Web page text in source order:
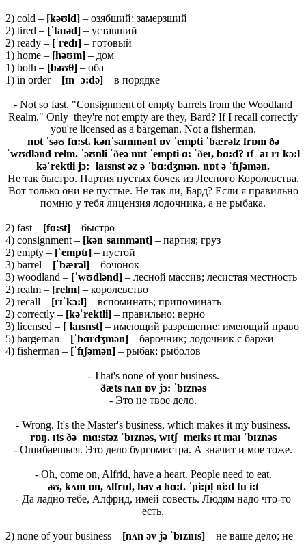
2) cold – [kəʊld] – озябший; замерзший
2) tired – [ˈtaɪəd] – уставший
2) ready – [ˈredɪ] – готовый
1) home – [həʊm] – дом
1) both – [bəʊθ] – оба
1) in order – [ɪn ˈɔ:də] – в порядке
- Not so fast. "Consignment of empty barrels from the Woodland
Realm." Only they're not empty are they, Bard? If I recall correctly
you're licensed as a bargeman. Not a fisherman.
nɒt ˈsəʊ fɑ:st. kənˈsaɪnmənt ɒv ˈempti ˈbærəlz frɒm ðə
ˈwʊdlənd relm. ˈəʊnli ˈðeə nɒt ˈempti ɑ: ˈðeɪ, bɑ:d? ɪf ˈaɪ rɪˈkɔ:l
kəˈrektli jɔ: ˈlaɪsnst əz ə ˈbɑ:dʒmən. nɒt ə ˈfɪʃəmən.
Не так быстро. Партия пустых бочек из Лесного Королевства.
Вот только они не пустые. Не так ли, Бард? Если я правильно
помню у тебя лицензия лодочника, а не рыбака.
2) fast – [fɑ:st] – быстро
4) consignment – [kənˈsaɪnmənt] – партия; груз
2) empty – [ˈemptɪ] – пустой
3) barrel – [ˈbærəl] – бочонок
3) woodland – [ˈwʊdlənd] – лесной массив; лесистая местность
2) realm – [relm] – королевство
2) recall – [rɪˈkɔ:l] – вспоминать; припоминать
2) correctly – [kəˈrektli] – правильно; верно
3) licensed – [ˈlaɪsnst] – имеющий разрешение; имеющий право
5) bargeman – [ˈbɑrdʒmən] – барочник; лодочник с баржи
4) fisherman – [ˈfɪʃəmən] – рыбак; рыболов
- That's none of your business.
ðæts nʌn ɒv jɔ: ˈbɪznəs
- Это не твое дело.
- Wrong. It's the Master's business, which makes it my business.
rɒŋ. ɪts ðə ˈmɑ:stəz ˈbɪznəs, wɪtʃ ˈmeɪks ɪt maɪ ˈbɪznəs
- Ошибаешься. Это дело бургомистра. А значит и мое тоже.
- Oh, come on, Alfrid, have a heart. People need to eat.
əʊ, kʌm ɒn, ʌlfrɪd, həv ə hɑ:t. ˈpi:pl̩ ni:d tu i:t
- Да ладно тебе, Алфрид, имей совесть. Людям надо что-то
есть.
2) none of your business – [nʌn əv jə ˈbɪznɪs] – не ваше дело; не